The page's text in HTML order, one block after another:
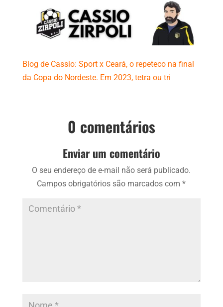
Blog de Cassio: Sport x Ceará, o repeteco na final
da Copa do Nordeste. Em 2023, tetra ou tri
0 comentários
Enviar um comentário
O seu endereço de e-mail não será publicado.
Campos obrigatórios são marcados com*